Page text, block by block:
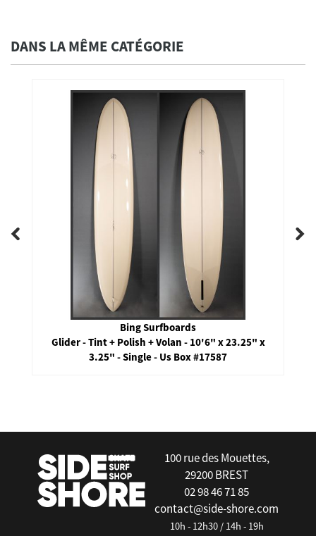
DANS LA MÊME CATÉGORIE
Bing Surfboards
Glider - Tint + Polish + Volan - 10'6" x 23.25" x
3.25" - Single - Us Box #17587
100 rue des Mouettes,
29200 BREST
02 98 46 71 85
contact@side-shore.com
10h - 12h30 / 14h - 19h